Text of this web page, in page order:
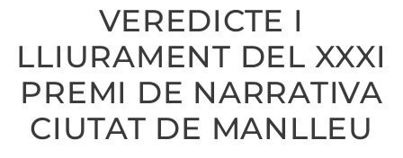
VEREDICTE I
LLIURAMENT DEL XXXI
PREMI DE NARRATIVA
CIUTAT DE MANLLEU